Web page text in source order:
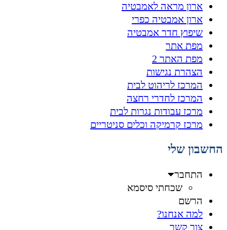
ארון מראה לאמבטיה
ארון אמבטיה כפרי
שיפוץ חדר אמבטיה
מפת אתר
מפת האתר 2
הצהרת נגישות
המרכז לריהוט לבית
המרכז לחדרי רחצה
מרכז עבודות נגרות לבית
מרכז קרמיקה וכלים סניטריים
החשבון שלי
התחבר
שכחתי סיסמא
הרשם
למה אנחנו?
צור קשר